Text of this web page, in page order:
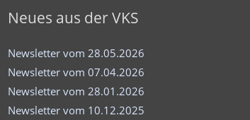
Neues aus der VKS
Newsletter vom 28.05.2026
Newsletter vom 07.04.2026
Newsletter vom 28.01.2026
Newsletter vom 10.12.2025